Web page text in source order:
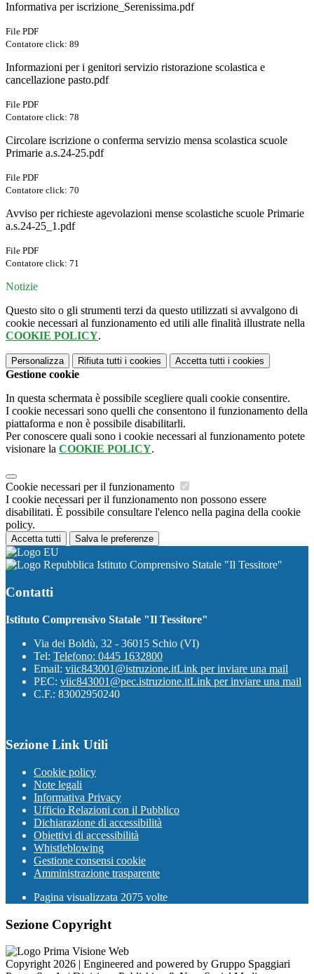
Informativa per iscrizione_Serenissima.pdf
File PDF
Contatore click: 89
Informazioni per i genitori servizio ristorazione scolastica e
cancellazione pasto.pdf
File PDF
Contatore click: 78
Circolare iscrizione o conferma servizio mensa scolastica scuole
Primarie a.s.24-25.pdf
File PDF
Contatore click: 70
Avviso per richieste agevolazioni mense scolastiche scuole Primarie
a.s.24-25_1.pdf
File PDF
Contatore click: 71
Notizie
Questo sito o gli strumenti terzi da questo utilizzati si avvalgono di
cookie necessari al funzionamento ed utili alle finalità illustrate nella
COOKIE POLICY.
Personalizza Rifiuta tutti i cookies Accetta tutti i cookies
Gestione cookie
In questa schermata è possibile scegliere quali cookie consentire.
I cookie necessari sono quelli che consentono il funzionamento della
piattaforma e non è possibile disabilitarli.
Per conoscere quali sono i cookie necessari al funzionamento potete
visionare la COOKIE POLICY.
Cookie necessari per il funzionamento
I cookie necessari per il funzionamento non possono essere
disabilitati. È possibile consultare l'elenco nella pagina della cookie
policy.
Accetta tutti Salva le preferenze
Istituto Comprensivo Statale "Il Tessitore"
Contatti
Istituto Comprensivo Statale "Il Tessitore"
Via dei Boldù, 32 - 36015 Schio (VI)
Tel: Telefono: 0445 1632800
Email: viic843001@istruzione.itLink per inviare una mail
PEC: viic843001@pec.istruzione.itLink per inviare una mail
C.F.: 83002950240
Sezione Link Utili
Cookie policy
Note legali
Informativa Privacy
Ufficio Relazioni con il Pubblico
Dichiarazione di accessibilità
Obiettivi di accessibilità
Whistleblowing
Gestione consensi cookie
Amministrazione trasparente
Pagina visualizzata 2075 volte
Sezione Copyright
Copyright 2026 | Engineered and powered by Gruppo Spaggiari